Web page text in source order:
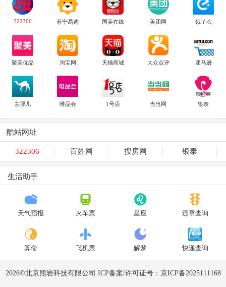
322306 苏宁易购 国美在线 美团网 饿了么
聚美优品 淘宝网 天猫商城 大众点评 亚马逊
去哪儿 唯品会 1号店 当当网 银泰
酷站网址
322306 百姓网 搜房网 银泰
生活助手
天气预报 火车票 星座 违章查询
算命 飞机票 解梦 快递查询
2026©北京熊岩科技有限公司 ICP备案/许可证号：京ICP备2025111168